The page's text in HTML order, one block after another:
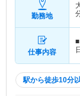
勤務地
仕事内容
駅から徒歩10分